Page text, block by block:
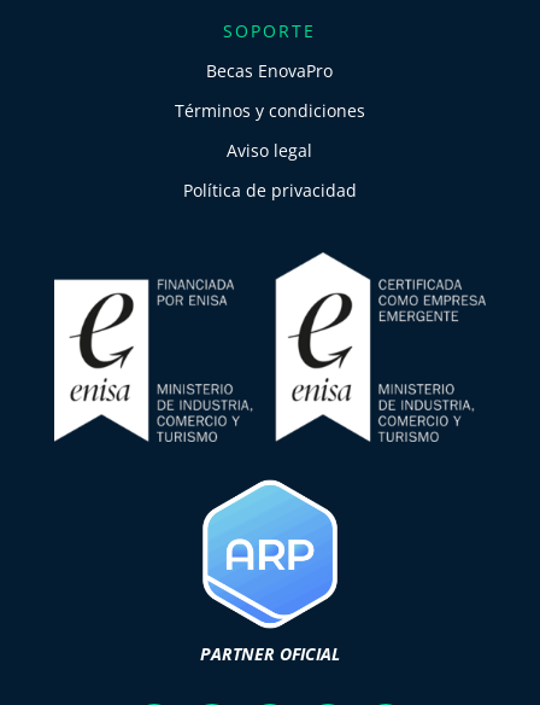
SOPORTE
Becas EnovaPro
Términos y condiciones
Aviso legal
Política de privacidad
PARTNER OFICIAL